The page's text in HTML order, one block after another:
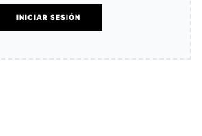
INICIAR SESIÓN